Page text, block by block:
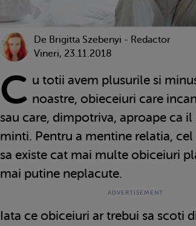
De Brigitta Szebenyi - Redactor
Vineri, 23.11.2018
C u totii avem plusurile si
noastre, obieceiuri care
sau care, dimpotriva, aproape ca
minti. Pentru a mentine relatia,
sa existe cat mai multe obiceiuri
mai putine neplacute.
Iata ce obiceiuri ar trebui sa scoti